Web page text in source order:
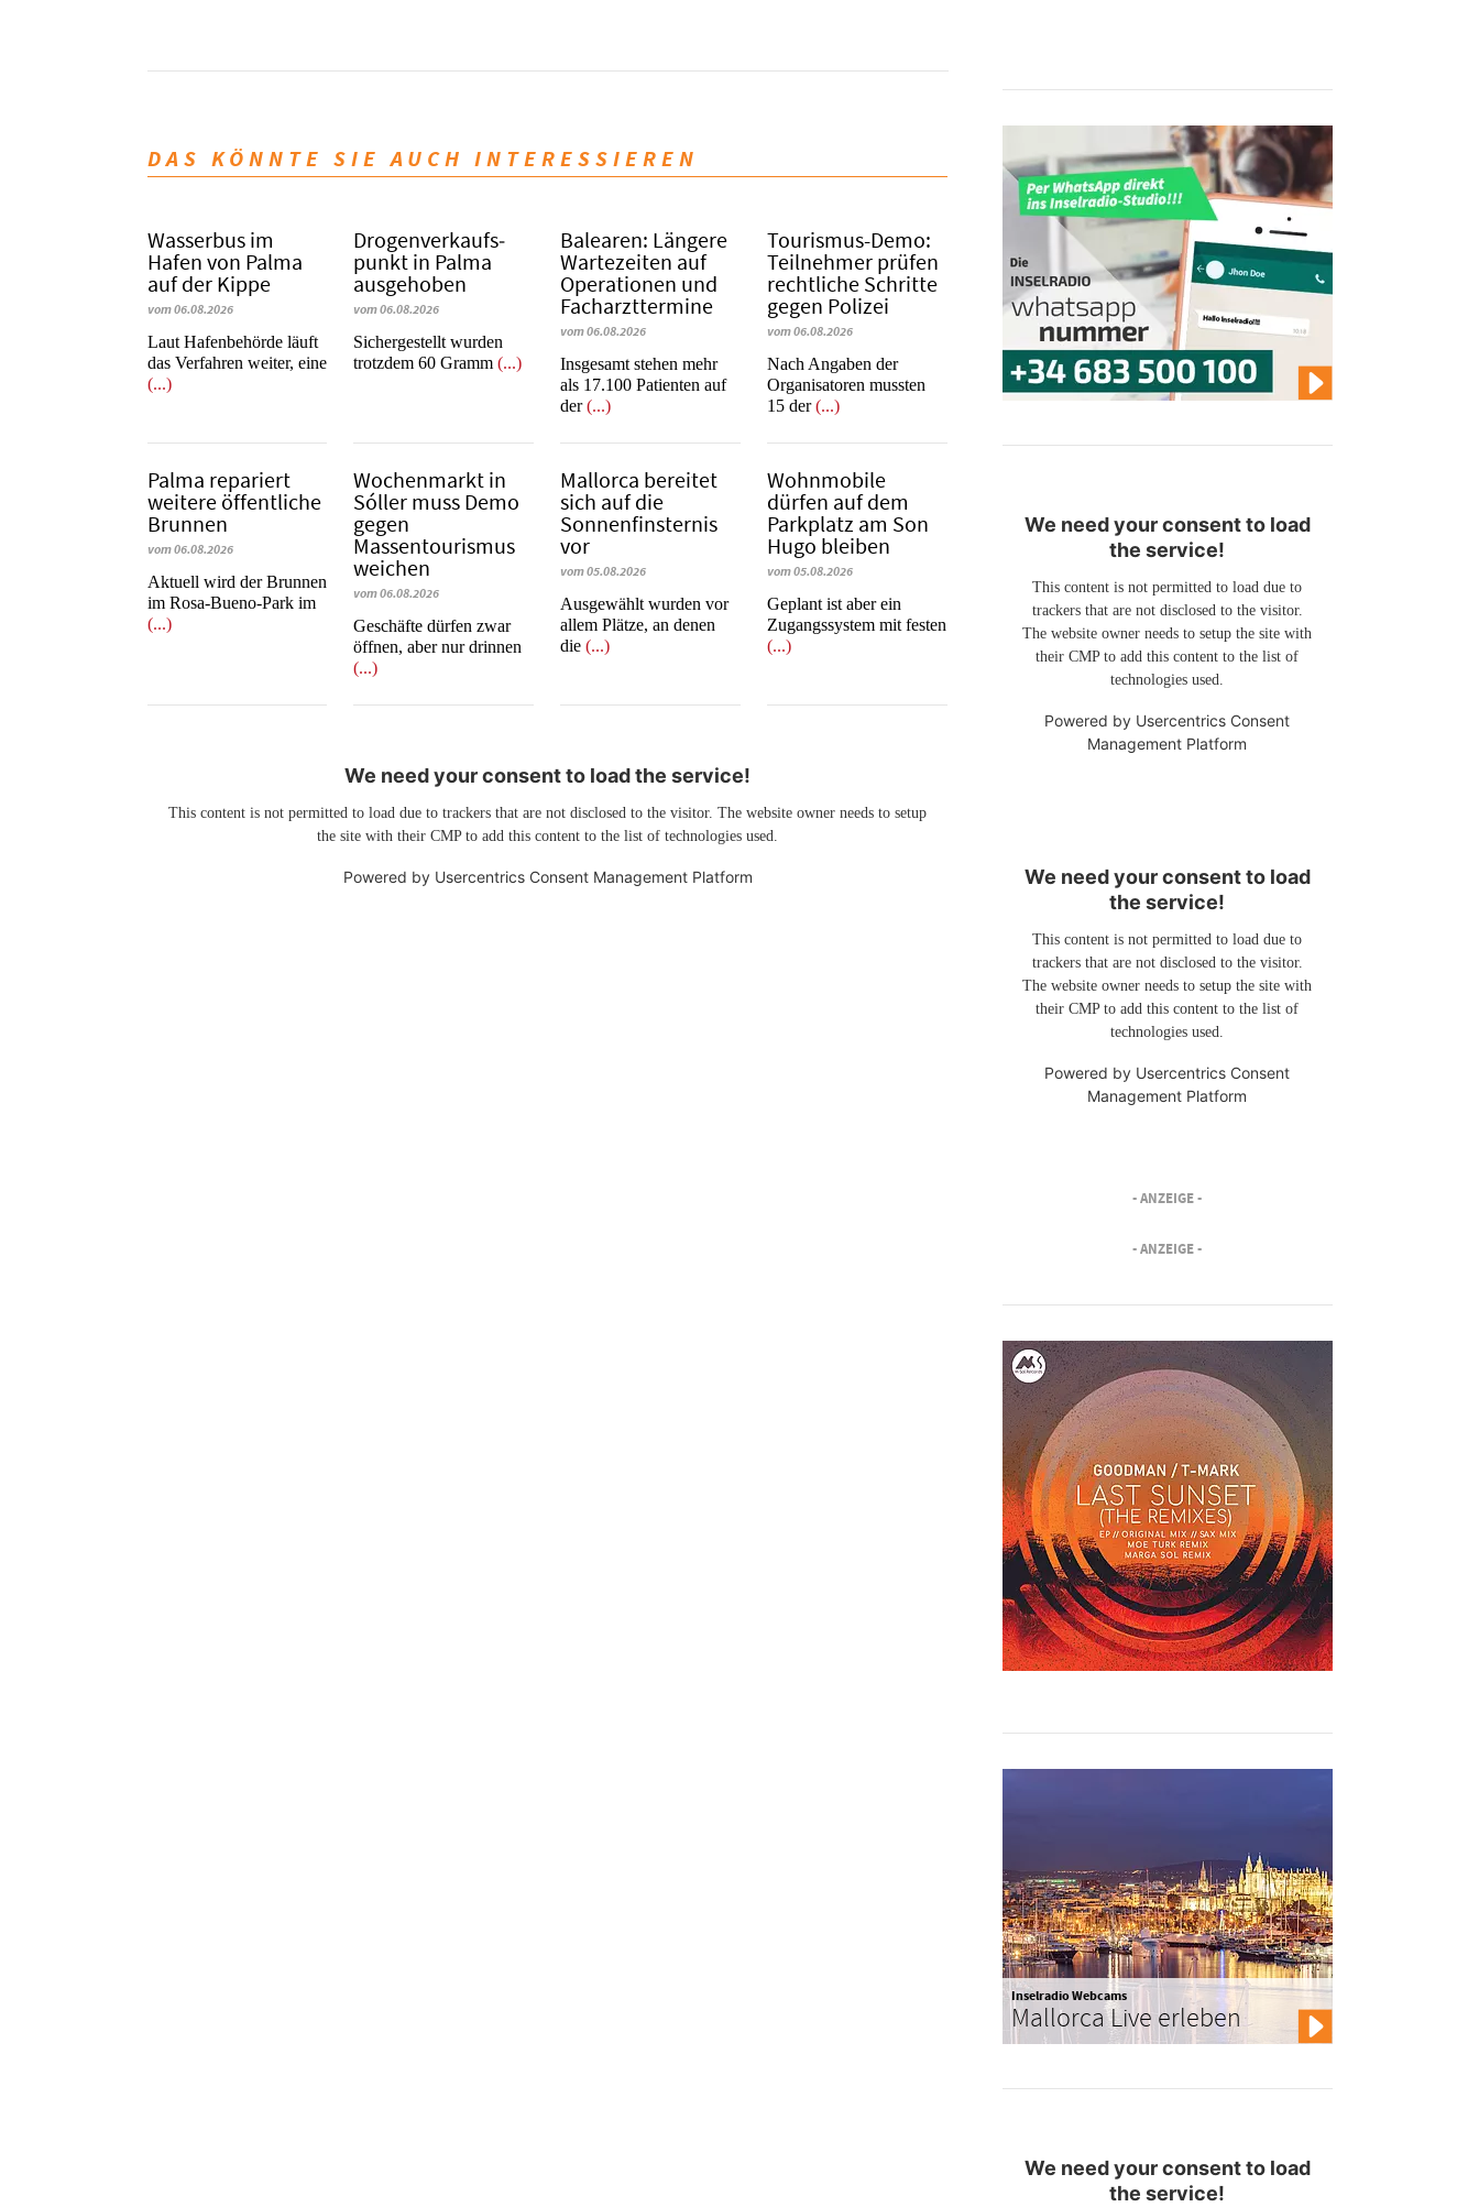
DAS KÖNNTE SIE AUCH INTERESSIEREN
Wasserbus im
Hafen von Palma
auf der Kippe
vom 06.08.2026
Laut Hafenbehörde läuft
das Verfahren weiter, eine
(...)
Dro­gen­ver­kaufs­
punkt in Palma
ausgehoben
vom 06.08.2026
​​​​​​​Sichergestellt wurden
trotzdem 60 Gramm(...)
Balearen: Längere
Wartezeiten auf
Operationen und
Facharzttermine
vom 06.08.2026
Insgesamt stehen mehr
als 17.100 Patienten auf
der(...)
Tourismus-Demo:
Teilnehmer prüfen
rechtliche Schritte
gegen Polizei
vom 06.08.2026
Nach Angaben der
Organisatoren mussten
15 der(...)
Palma repariert
weitere öffentliche
Brunnen
vom 06.08.2026
Aktuell wird der Brunnen
im Rosa-Bueno-Park im
(...)
Wochenmarkt in
Sóller muss Demo
gegen
Massentourismus
weichen
vom 06.08.2026
Geschäfte dürfen zwar
öffnen, aber nur drinnen
(...)
Mallorca bereitet
sich auf die
Sonnenfinsternis
vor
vom 05.08.2026
Ausgewählt wurden vor
allem Plätze, an denen
die(...)
Wohnmobile
dürfen auf dem
Parkplatz am Son
Hugo bleiben
vom 05.08.2026
Geplant ist aber ein
Zugangssystem mit festen
(...)
We need your consent to load the service!
This content is not permitted to load due to trackers that are not disclosed to the visitor. The website owner needs to setup
the site with their CMP to add this content to the list of technologies used.
Powered by Usercentrics Consent Management Platform
We need your consent to load
the service!
This content is not permitted to load due to
trackers that are not disclosed to the visitor.
The website owner needs to setup the site with
their CMP to add this content to the list of
technologies used.
Powered by Usercentrics Consent
Management Platform
We need your consent to load
the service!
This content is not permitted to load due to
trackers that are not disclosed to the visitor.
The website owner needs to setup the site with
their CMP to add this content to the list of
technologies used.
Powered by Usercentrics Consent
Management Platform
- ANZEIGE -
- ANZEIGE -
Inselradio Webcams
Mallorca Live erleben
We need your consent to load
the service!